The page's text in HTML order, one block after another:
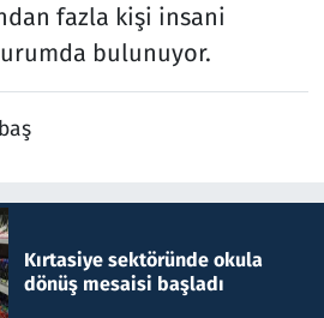
fazla kişi insani
bulunuyor.
Kırtasiye sektöründe okula
dönüş mesaisi başladı